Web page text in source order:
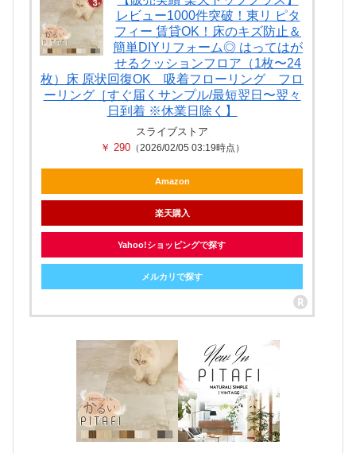
レビュー1000件突破！東リ ピタ
フィー 賃貸OK！床のキズ防止＆
簡単DIYリフォーム◎ はってはが
せるクッションフロア（1枚〜24
枚）床 原状回復OK 吸着フローリング フロ
ーリング［すぐ届くサンプル/最短翌日〜翌々
日到着 ※休業日除く】
スライブストア
￥ 290（2026/02/05 03:19時点）
Amazon
楽天購入
Yahoo!ショッピングで探す
メルカリで探す